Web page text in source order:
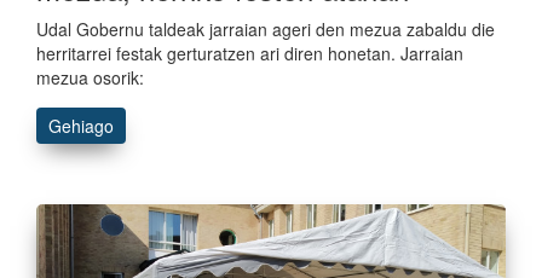
Udal Gobernu taldeak jarraian ageri den mezua zabaldu die
herritarrei festak gerturatzen ari diren honetan. Jarraian
mezua osorik:
Gehiago